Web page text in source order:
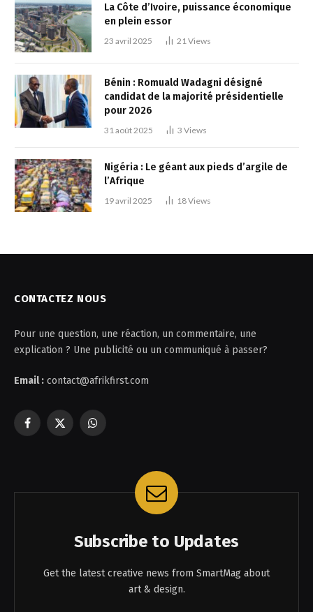
La Côte d’Ivoire, puissance économique
en plein essor
23 avril 2025 21 Views
Bénin : Romuald Wadagni désigné
candidat de la majorité présidentielle
pour 2026
31 août 2025 3 Views
Nigéria : Le géant aux pieds d’argile de
l’Afrique
19 avril 2025 18Views
CONTACTEZ NOUS
Pour une question, une réaction, un commentaire, une
explication ? Une publicité ou un communiqué à passer?
Email : contact@afrikfirst.com
Facebook
X
WhatsApp
Subscribe to Updates
Get the latest creative news from SmartMag about
art & design.